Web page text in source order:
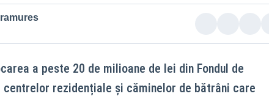
a peste 20 de milioane de lei din Fondul de
rezidențiale și căminelor de bătrâni care